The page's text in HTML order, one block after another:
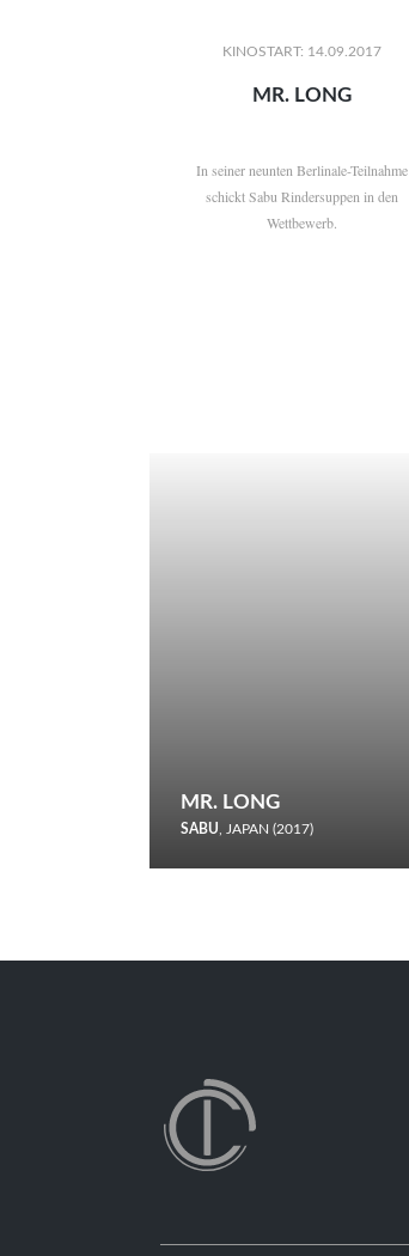
KINOSTART: 14.09.2017
MR. LONG
In seiner neunten Berlinale-Teilnahme
schickt Sabu Rindersuppen in den
Wettbewerb.
MR. LONG
SABU, JAPAN (2017)
den Wettbewerb.